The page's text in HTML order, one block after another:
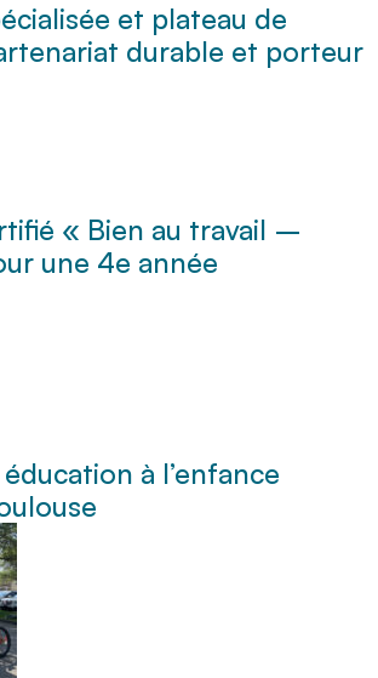
et plateau de
durable et porteur
« Bien au travail –
une 4e année
à l’enfance